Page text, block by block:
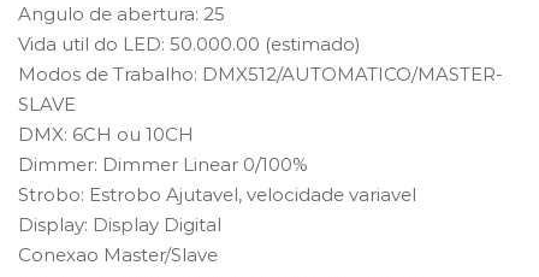
Angulo de abertura: 25
Vida util do LED: 50.000.00 (estimado)
Modos de Trabalho: DMX512/AUTOMATICO/MASTER-
SLAVE
DMX: 6CH ou 10CH
Dimmer: Dimmer Linear 0/100%
Strobo: Estrobo Ajutavel, velocidade variavel
Display: Display Digital
Conexao Master/Slave